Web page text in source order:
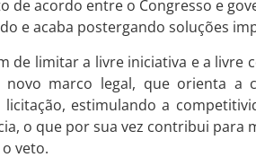
de acordo entre o Congresso e
e acaba postergando soluções
de limitar a livre iniciativa e a livre
marco legal, que orienta a
estimulando a
o que por sua vez contribui para
veto.